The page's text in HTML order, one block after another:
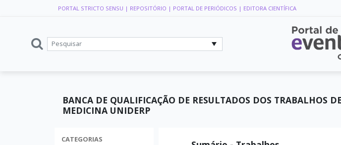
PORTAL STRICTO SENSU | REPOSITÓRIO | PORTAL DE PERIÓDICOS | EDITORA CIENTÍFICA
BANCA DE QUALIFICAÇÃO DE RESULTADOS DOS TRABALHOS
MEDICINA UNIDERP
CATEGORIAS